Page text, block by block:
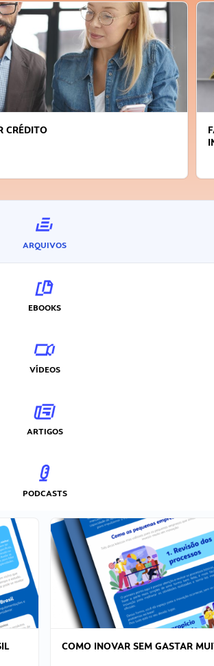
CRÉDITO
ARQUIVOS
EBOOKS
VÍDEOS
ARTIGOS
PODCASTS
COMO INOVAR SEM GASTAR